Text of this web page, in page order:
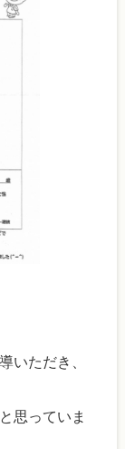
いただき、
思っていま